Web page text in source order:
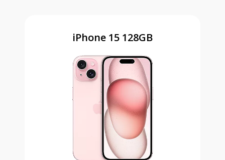
iPhone 15 128GB